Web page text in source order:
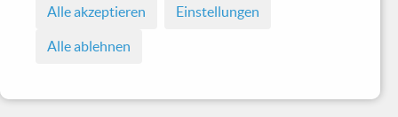
Alle akzeptieren Einstellungen
Alle ablehnen